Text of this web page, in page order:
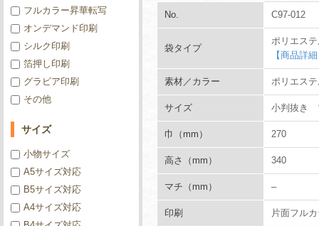
No. C97-012
袋タイプ
ポリエス
【商品詳
素材／カラー ポリエス
サイズ 小判抜き
巾（mm） 270
高さ（mm） 340
マチ（mm） –
印刷 片面フル
フルカラー昇華転写
オンデマンド印刷
シルク印刷
箔押し印刷
グラビア印刷
その他
サイズ
小物サイズ
A5サイズ対応
B5サイズ対応
A4サイズ対応